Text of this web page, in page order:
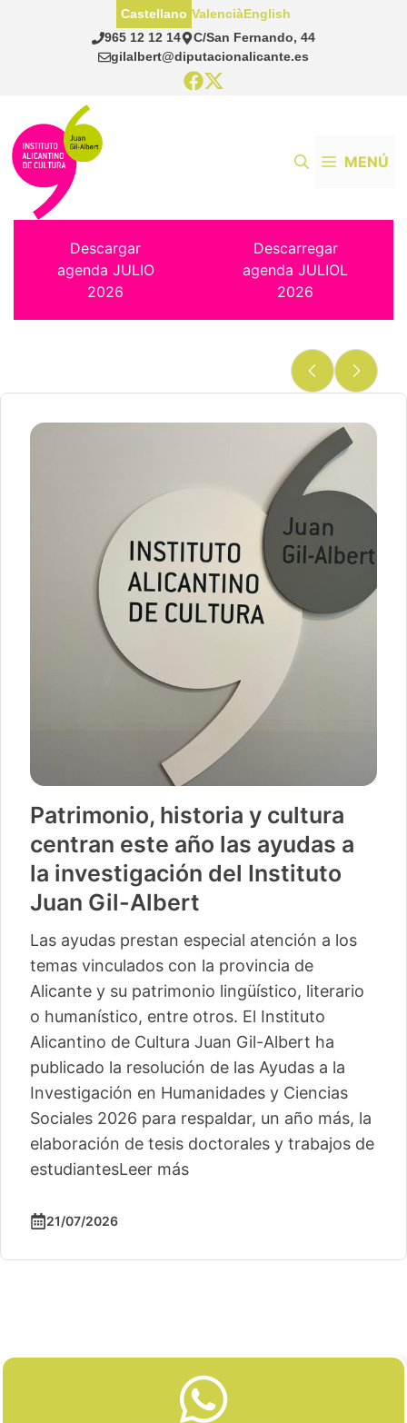
965 12 12 14
C/San Fernando, 44
gilalbert@diputacionalicante.es
Castellano ValenciàEnglish
MENÚ
Descargar
agenda JULIO
2026
Descarregar
agenda JULIOL
2026
Patrimonio, historia y cultura
centran este año las ayudas a
la investigación del Instituto
Juan Gil-Albert
Las ayudas prestan especial atención a los
temas vinculados con la provincia de
Alicante y su patrimonio lingüístico, literario
o humanístico, entre otros. El Instituto
Alicantino de Cultura Juan Gil-Albert ha
publicado la resolución de las Ayudas a la
Investigación en Humanidades y Ciencias
Sociales 2026 para respaldar, un año más, la
elaboración de tesis doctorales y trabajos de
estudiantesLeer más
21/07/2026